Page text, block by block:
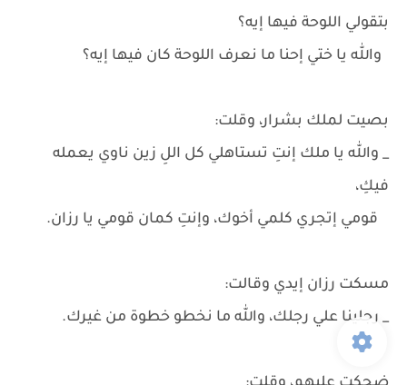
بتقولي اللوحة فيها إيه؟
والله يا ختي إحنا ما نعرف اللوحة كان فيها إيه؟
بصيت لملك بشرار، وقلت:
_ والله يا ملك إنتِ تستاهلي كل اللِ زين ناوي يعمله
فيكِ،
قومي إتجري كلمي أخوك، وإنتِ كمان قومي يا رزان.
مسكت رزان إيدي وقالت:
_ رجلينا علي رجلك، والله ما نخطو خطوة من غيرك.